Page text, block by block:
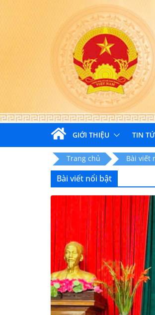
GIỚI THIỆU TIN
Trang chủ Bài viết
Bài viết nổi bật